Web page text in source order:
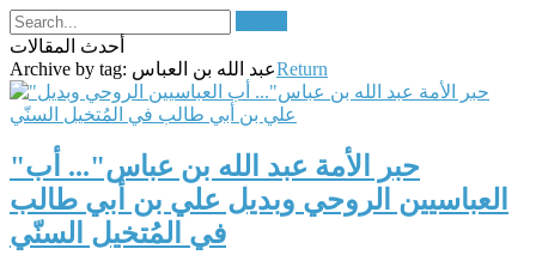
أحدث المقالات
Archive by tag: عبد الله بن العباسReturn
"حبر الأمة عبد الله بن عباس"... أب
العباسيين الروحي وبديل علي بن أبي طالب
في المُتخيل السنّي